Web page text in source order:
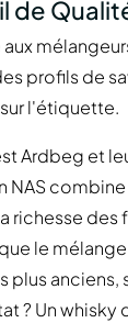
de
profils de
l'étiquette.
Ardbeg et
combine
richesse des
le
plus anciens,
? Un whisky